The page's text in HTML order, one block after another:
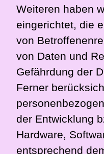
Weiteren haben
eingerichtet, die
von
von Daten und
Gefährdung der
Ferner
der Entwicklung
Hardware,
entsprechend